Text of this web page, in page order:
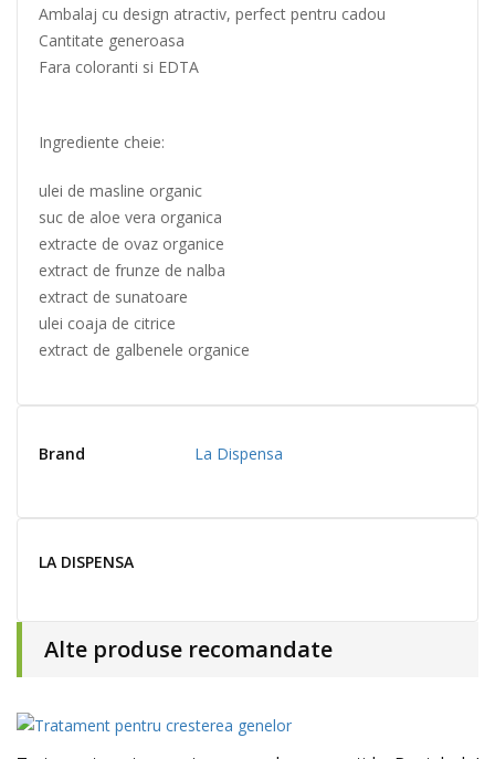
Ambalaj cu design atractiv, perfect pentru cadou
Cantitate generoasa
Fara coloranti si EDTA
Ingrediente cheie:
ulei de masline organic
suc de aloe vera organica
extracte de ovaz organice
extract de frunze de nalba
extract de sunatoare
ulei coaja de citrice
extract de galbenele organice
Brand La Dispensa
LA DISPENSA
Alte produse recomandate